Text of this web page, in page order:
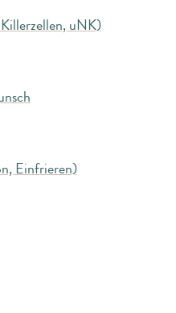
uNK)
Einfrieren)